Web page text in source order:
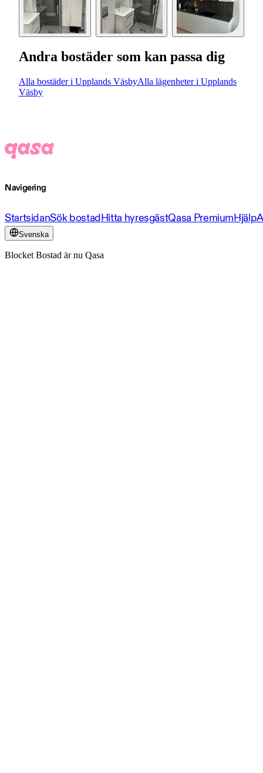
Andra bostäder som kan passa dig
Alla bostäder i Upplands VäsbyAlla lägenheter i Upplands
Väsby
Navigering
StartsidanSök bostadHitta hyresgästQasa PremiumHjälp
Svenska
Blocket Bostad är nu Qasa